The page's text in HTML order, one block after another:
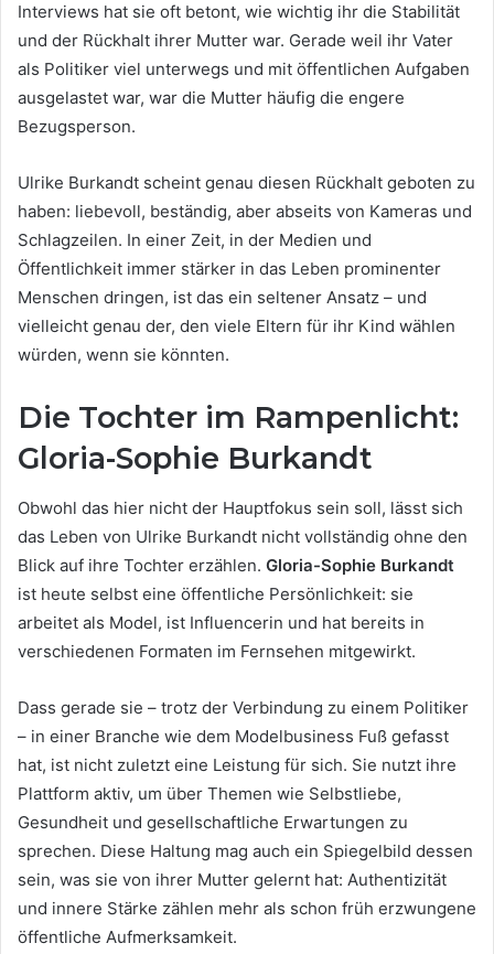
Interviews hat sie oft betont, wie wichtig ihr die Stabilität
und der Rückhalt ihrer Mutter war. Gerade weil ihr Vater
als Politiker viel unterwegs und mit öffentlichen Aufgaben
ausgelastet war, war die Mutter häufig die engere
Bezugsperson.
Ulrike Burkandt scheint genau diesen Rückhalt geboten zu
haben: liebevoll, beständig, aber abseits von Kameras und
Schlagzeilen. In einer Zeit, in der Medien und
Öffentlichkeit immer stärker in das Leben prominenter
Menschen dringen, ist das ein seltener Ansatz – und
vielleicht genau der, den viele Eltern für ihr Kind wählen
würden, wenn sie könnten.
Die Tochter im Rampenlicht:
Gloria-Sophie Burkandt
Obwohl das hier nicht der Hauptfokus sein soll, lässt sich
das Leben von Ulrike Burkandt nicht vollständig ohne den
Blick auf ihre Tochter erzählen. Gloria-Sophie Burkandt
ist heute selbst eine öffentliche Persönlichkeit: sie
arbeitet als Model, ist Influencerin und hat bereits in
verschiedenen Formaten im Fernsehen mitgewirkt.
Dass gerade sie – trotz der Verbindung zu einem Politiker
– in einer Branche wie dem Modelbusiness Fuß gefasst
hat, ist nicht zuletzt eine Leistung für sich. Sie nutzt ihre
Plattform aktiv, um über Themen wie Selbstliebe,
Gesundheit und gesellschaftliche Erwartungen zu
sprechen. Diese Haltung mag auch ein Spiegelbild dessen
sein, was sie von ihrer Mutter gelernt hat: Authentizität
und innere Stärke zählen mehr als schon früh erzwungene
öffentliche Aufmerksamkeit.